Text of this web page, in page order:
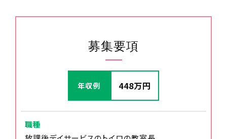
募集要項
年収例 448万円
職種